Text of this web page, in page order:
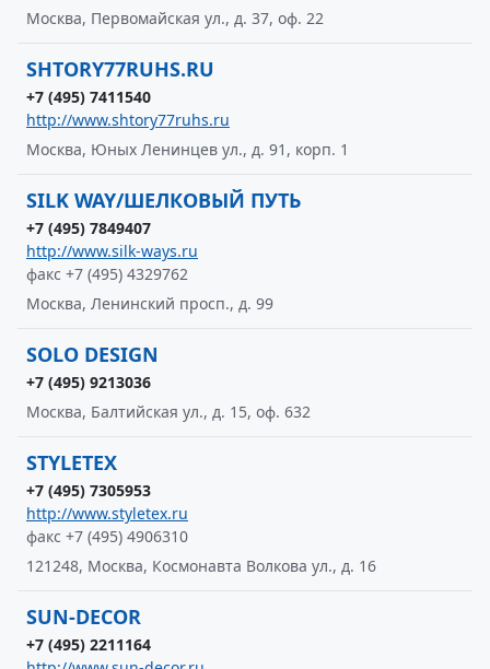
Москва, Первомайская ул., д. 37, оф. 22
SHTORY77RUHS.RU
+7 (495) 7411540
http://www.shtory77ruhs.ru
Москва, Юных Ленинцев ул., д. 91, корп. 1
SILK WAY/ШЕЛКОВЫЙ ПУТЬ
+7 (495) 7849407
http://www.silk-ways.ru
факс +7 (495) 4329762
Москва, Ленинский просп., д. 99
SOLO DESIGN
+7 (495) 9213036
Москва, Балтийская ул., д. 15, оф. 632
STYLETEX
+7 (495) 7305953
http://www.styletex.ru
факс +7 (495) 4906310
121248, Москва, Космонавта Волкова ул., д. 16
SUN-DECOR
+7 (495) 2211164